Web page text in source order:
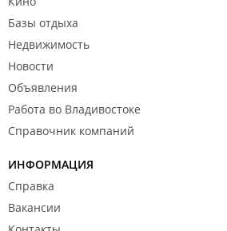
Базы отдыха
Недвижимость
Новости
Объявления
Работа во Владивостоке
Справочник компаний
ИНФОРМАЦИЯ
Справка
Вакансии